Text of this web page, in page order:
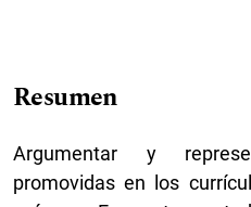
Resumen
Argumentar y
promovidas en los